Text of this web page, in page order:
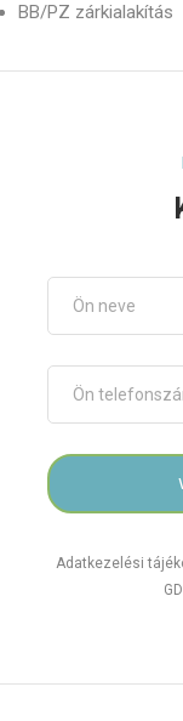
BB/PZ zárkialakítás
Adatkezelési